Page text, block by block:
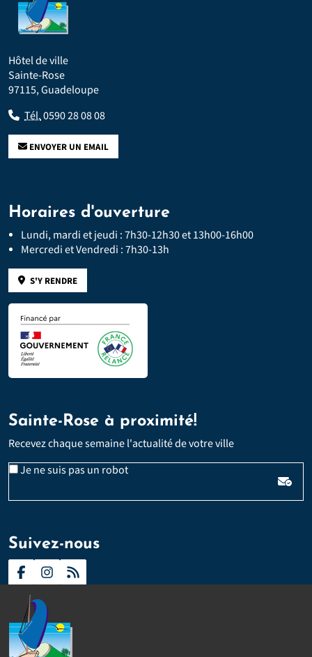
Hôtel de ville
Sainte-Rose
97115, Guadeloupe
Tél.0590 28 08 08
ENVOYER UN EMAIL
Horaires d'ouverture
Lundi, mardi et jeudi : 7h30-12h30 et 13h00-16h00
Mercredi et Vendredi : 7h30-13h
S'Y RENDRE
Sainte-Rose à proximité!
Recevez chaque semaine l'actualité de votre ville
Je ne suis pas un robotEmail
Suivez-nous
Contact